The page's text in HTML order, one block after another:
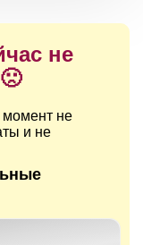
не
не
и не